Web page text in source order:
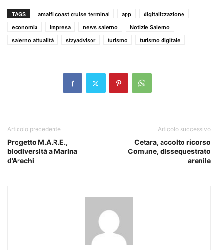
TAGS amalfi coast cruise terminal app
digitalizzazione
economia
impresa news salerno
Notizie Salerno
salerno attualità
stayadvisor turismo turismo digitale
Articolo precedente
Progetto M.A.R.E.,
biodiversità a Marina
d’Arechi
Articolo successivo
Cetara, accolto ricorso
Comune, dissequestrato
arenile